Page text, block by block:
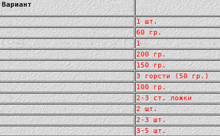
Вариант
1 шт.
60 гр.
1
200 гр.
150 гр.
3 горсти (50 гр.)
100 гр.
2-3 ст. ложки
2 шт.
2-3 шт.
3-5 шт.